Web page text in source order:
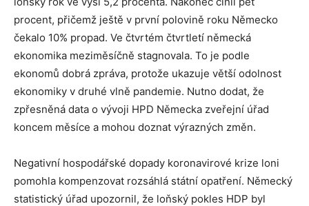
procent, přičemž ještě v první polovině roku Německo
čekalo 10% propad. Ve čtvrtém čtvrtletí německá
ekonomika meziměsíčně stagnovala. To je podle
ekonomů dobrá zpráva, protože ukazuje větší odolnost
ekonomiky v druhé vlně pandemie. Nutno dodat, že
zpřesněná data o vývoji HPD Německa zveřejní úřad
koncem měsíce a mohou doznat výrazných změn.
Negativní hospodářské dopady koronavirové krize loni
pomohla kompenzovat rozsáhlá státní opatření. Německý
statistický úřad upozornil, že loňský pokles HDP byl